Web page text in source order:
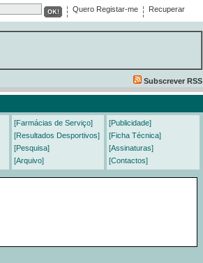
Quero Registar-me
Recuperar
Subscrever RSS
[Farmácias de Serviço]
[Resultados Desportivos]
[Pesquisa]
[Arquivo]
[Publicidade]
[Ficha Técnica]
[Assinaturas]
[Contactos]